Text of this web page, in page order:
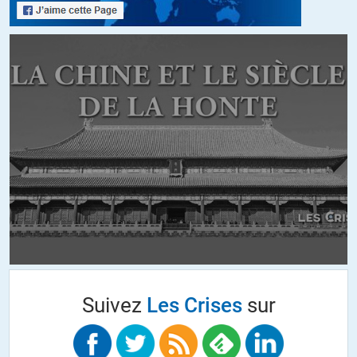
Payer, payer, toujours payer…avec sa paye qui arrive en peau de
chagrin sur le compte avec les impôts à la source.
Il faudra tout payer car nos impôts ne paieront même plus un service
publique d’une démocratie digne de ce nom…
S’il faut payer en plus des journalistes pour avoir des enquètes
d’investigations sérieuses, sans média mensonge, cela dit dans quel
état le journalisme en est arrivée aujourd’hui.
mensonges qui sont tous subventionnés à nos frais…
ALERTER
Suivez Les Crisessur